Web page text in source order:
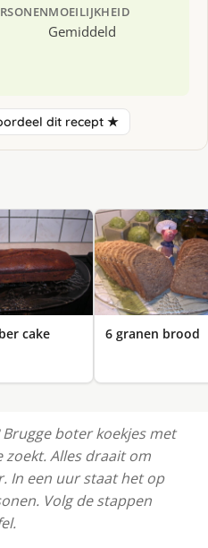
MOEILIJKHEID
Gemiddeld
dit recept ★
cake 6 granen brood
boter koekjes met
zoekt. Alles draait om
In een uur staat het op
Volg de stappen